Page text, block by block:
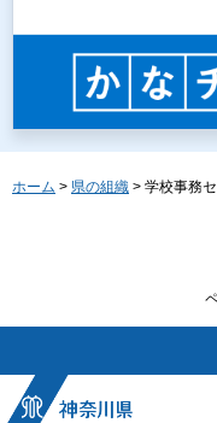
ホーム > 県の組織 > 学校事務